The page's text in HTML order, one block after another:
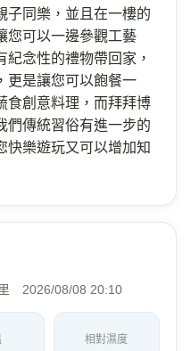
子同樂，並且在一樓的
您可以一邊參觀工藝
紀念性的禮物帶回家，
更是讓您可以飽餐一
食創意料理，而拜拜博
們傳統習俗有進一步的
快樂遊玩又可以增加知
2026/08/08 20:10
相對濕度